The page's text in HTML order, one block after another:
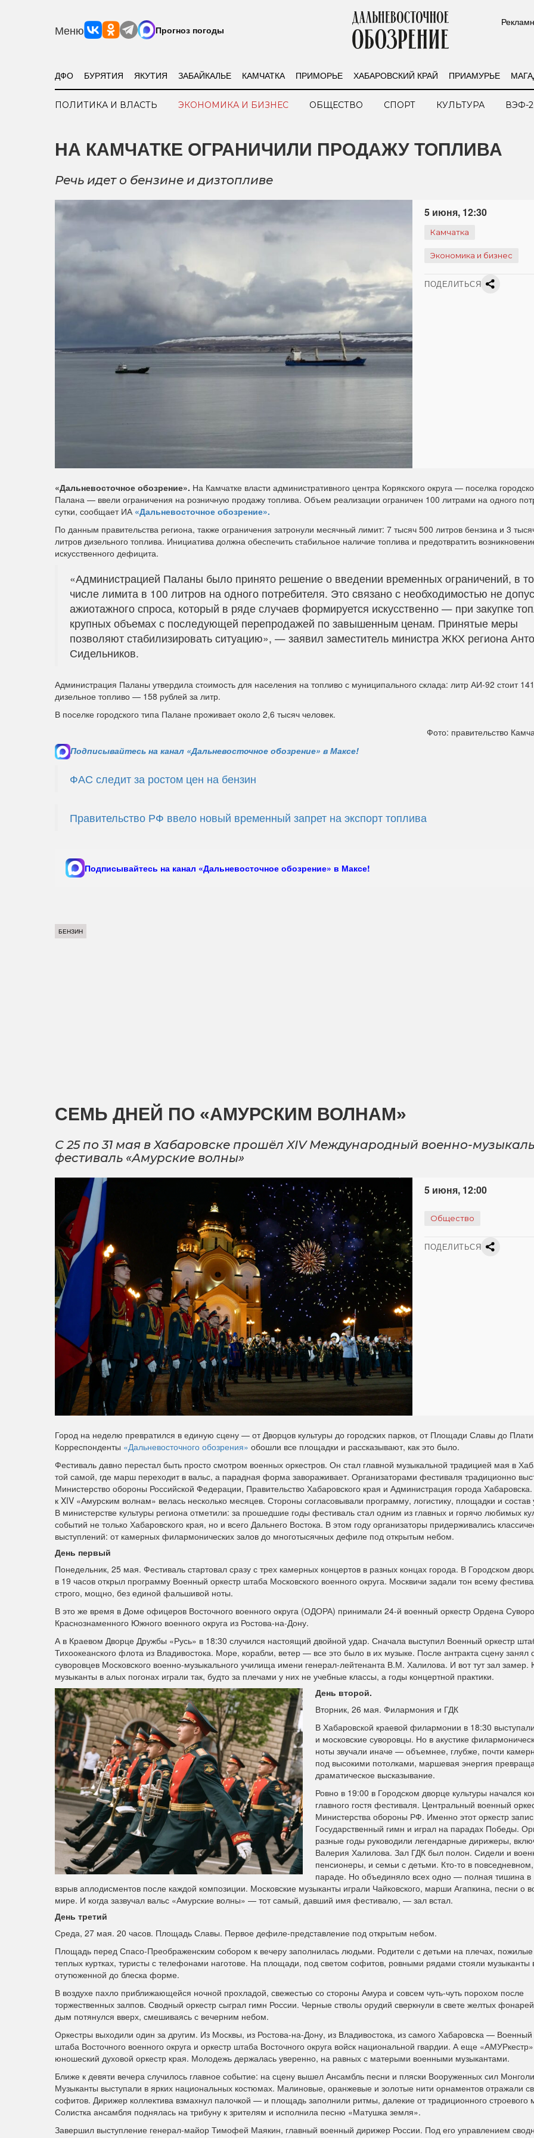
Меню Прогноз погоды
ДФО БУРЯТИЯ ЯКУТИЯ ЗАБАЙКАЛЬЕ КАМЧАТКА ПРИМОРЬЕ ХАБАРОВСКИЙ КРАЙ ПРИАМУРЬЕ
ПОЛИТИКА И ВЛАСТЬ ЭКОНОМИКА И БИЗНЕС ОБЩЕСТВО СПОРТ КУЛЬТУРА ВЭФ-
НА КАМЧАТКЕ ОГРАНИЧИЛИ ПРОДАЖУ ТОПЛИВА
Речь идет о бензине и дизтопливе
5 июня, 12:30
Камчатка
Экономика и бизнес
ПОДЕЛИТЬСЯ
«Дальневосточное обозрение». На Камчатке власти административного центра Корякского округа — поселка
Палана — ввели ограничения на розничную продажу топлива. Объем реализации ограничен 100 литрами на одного
сутки, сообщает ИА «Дальневосточное обозрение».
По данным правительства региона, также ограничения затронули месячный лимит: 7 тысяч 500 литров бензина и 3
литров дизельного топлива. Инициатива должна обеспечить стабильное наличие топлива и предотвратить
искусственного дефицита.
«Администрацией Паланы было принято решение о введении временных ограничений, в
числе лимита в 100 литров на одного потребителя. Это связано с необходимостью не
ажиотажного спроса, который в ряде случаев формируется искусственно — при закупке
крупных объемах с последующей перепродажей по завышенным ценам. Принятые меры
позволяют стабилизировать ситуацию», — заявил заместитель министра ЖКХ региона
Сидельников.
Администрация Паланы утвердила стоимость для населения на топливо с муниципального склада: литр АИ-92 стоит
дизельное топливо — 158 рублей за литр.
В поселке городского типа Палане проживает около 2,6 тысяч человек.
Фото: правительство
Подписывайтесь на канал «Дальневосточное обозрение» в Максе!
ФАС следит за ростом цен на бензин
Правительство РФ ввело новый временный запрет на экспорт топлива
Подписывайтесь на канал «Дальневосточное обозрение» в Максе!
БЕНЗИН
СЕМЬ ДНЕЙ ПО «АМУРСКИМ ВОЛНАМ»
С 25 по 31 мая в Хабаровске прошёл XIV Международный военно-
фестиваль «Амурские волны»
5 июня, 12:00
Общество
ПОДЕЛИТЬСЯ
Город на неделю превратился в единую сцену — от Дворцов культуры до городских парков, от Площади Славы до
Корреспонденты «Дальневосточного обозрения» обошли все площадки и рассказывают, как это было.
Фестиваль давно перестал быть просто смотром военных оркестров. Он стал главной музыкальной традицией мая в
той самой, где марш переходит в вальс, а парадная форма завораживает. Организаторами фестиваля традиционно
Министерство обороны Российской Федерации, Правительство Хабаровского края и Администрация города Хабаровска.
к XIV «Амурским волнам» велась несколько месяцев. Стороны согласовывали программу, логистику, площадки и состав
В министерстве культуры региона отметили: за прошедшие годы фестиваль стал одним из главных и горячо любимых
событий не только Хабаровского края, но и всего Дальнего Востока. В этом году организаторы придерживались
выступлений: от камерных филармонических залов до многотысячных дефиле под открытым небом.
День первый
Понедельник, 25 мая. Фестиваль стартовал сразу с трех камерных концертов в разных концах города. В Городском
в 19 часов открыл программу Военный оркестр штаба Московского военного округа. Москвичи задали тон всему
строго, мощно, без единой фальшивой ноты.
В это же время в Доме офицеров Восточного военного округа (ОДОРА) принимали 24-й военный оркестр Ордена
Краснознаменного Южного военного округа из Ростова-на-Дону.
А в Краевом Дворце Дружбы «Русь» в 18:30 случился настоящий двойной удар. Сначала выступил Военный оркестр
Тихоокеанского флота из Владивостока. Море, корабли, ветер — все это было в их музыке. После антракта сцену занял
суворовцев Московского военно-музыкального училища имени генерал-лейтенанта В.М. Халилова. И вот тут зал
музыканты в алых погонах играли так, будто за плечами у них не учебные классы, а годы концертной практики.
День второй.
Вторник, 26 мая. Филармония и ГДК
В Хабаровской краевой филармонии в 18:30
и московские суворовцы. Но в акустике
ноты звучали иначе — объемнее, глубже, почти
под высокими потолками, маршевая энергия
драматическое высказывание.
Ровно в 19:00 в Городском дворце культуры начался
главного гостя фестиваля. Центральный военный
Министерства обороны РФ. Именно этот оркестр
Государственный гимн и играл на парадах Победы.
разные годы руководили легендарные дирижеры,
Валерия Халилова. Зал ГДК был полон. Сидели и
пенсионеры, и семьи с детьми. Кто-то в
параде. Но объединяло всех одно — полная тишина в
взрыв аплодисментов после каждой композиции. Московские музыканты играли Чайковского, марши Агапкина, песни о
мире. И когда зазвучал вальс «Амурские волны» — тот самый, давший имя фестивалю, — зал встал.
День третий
Среда, 27 мая. 20 часов. Площадь Славы. Первое дефиле-представление под открытым небом.
Площадь перед Спасо-Преображенским собором к вечеру заполнилась людьми. Родители с детьми на плечах,
теплых куртках, туристы с телефонами наготове. На площади, под светом софитов, ровными рядами стояли музыканты
отутюженной до блеска форме.
В воздухе пахло приближающейся ночной прохладой, свежестью со стороны Амура и совсем чуть-чуть порохом после
торжественных залпов. Сводный оркестр сыграл гимн России. Черные стволы орудий сверкнули в свете желтых
дым потянулся вверх, смешиваясь с вечерним небом.
Оркестры выходили один за другим. Из Москвы, из Ростова-на-Дону, из Владивостока, из самого Хабаровска — Военный
штаба Восточного военного округа и оркестр штаба Восточного округа войск национальной гвардии. А еще
юношеский духовой оркестр края. Молодежь держалась уверенно, на равных с матерыми военными музыкантами.
Ближе к девяти вечера случилось главное событие: на сцену вышел Ансамбль песни и пляски Вооруженных сил
Музыканты выступали в ярких национальных костюмах. Малиновые, оранжевые и золотые нити орнаментов отражали
софитов. Дирижер коллектива взмахнул палочкой — и площадь заполнили ритмы, далекие от традиционного строевого
Солистка ансамбля поднялась на трибуну к зрителям и исполнила песню «Матушка земля».
Завершил выступление генерал-майор Тимофей Маякин, главный военный дирижер России. Под его управлением